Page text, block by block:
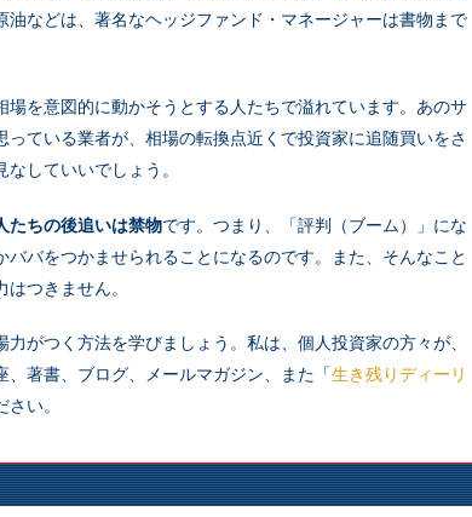
油などは、著名なヘッジファンド・マネージャーは書物まで
場を意図的に動かそうとする人たちで溢れています。あのサ
ている業者が、相場の転換点近くで投資家に追随買いをさ
していいでしょう。
たちの後追いは禁物です。つまり、「評判（ブーム）」にな
バをつかませられることになるのです。また、そんなこと
つきません。
がつく方法を学びましょう。私は、個人投資家の方々が、
、著書、ブログ、メールマガジン、また「生き残りディーリ
い。